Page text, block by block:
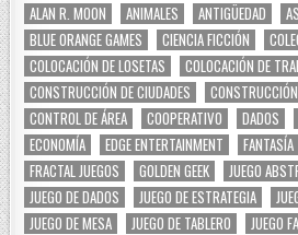
ALAN R. MOON ANIMALES ANTIGÜEDAD
BLUE ORANGE GAMES
CIENCIA FICCIÓN
COLOCACIÓN DE LOSETAS
COLOCACIÓN DE
CONSTRUCCIÓN DE CIUDADES
CONTROL DE ÁREA
COOPERATIVO DADOS
ECONOMÍA
EDGE ENTERTAINMENT FANTASÍA
FRACTAL JUEGOS
GOLDEN GEEK JUEGO
JUEGO DE DADOS
JUEGO DE ESTRATEGIA
JUEGO DE MESA
JUEGO DE TABLERO
JUEGO